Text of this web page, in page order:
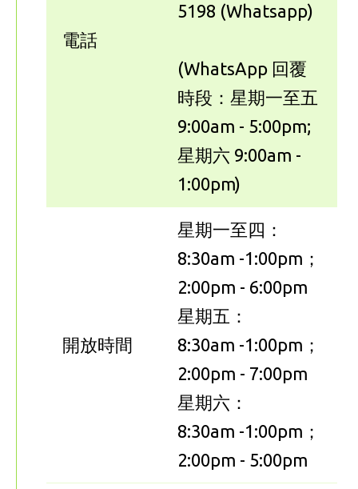
電話
5198 (Whatsapp)
(WhatsApp 回覆
時段：星期一至五
9:00am - 5:00pm;
星期六 9:00am -
1:00pm)
開放時間
星期一至四：
8:30am -1:00pm；
2:00pm - 6:00pm
星期五：
8:30am -1:00pm；
2:00pm - 7:00pm
星期六：
8:30am -1:00pm；
2:00pm - 5:00pm